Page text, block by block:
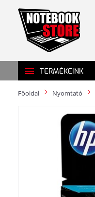
TERMÉKEINK
Főoldal Nyomtató